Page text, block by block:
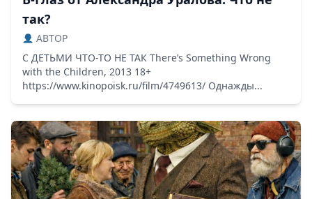
так?
ABTOP
С ДЕТЬМИ ЧТО-ТО НЕ ТАК There’s Something Wrong
with the Children, 2013 18+
https://www.kinopoisk.ru/film/4749613/ Однажды...